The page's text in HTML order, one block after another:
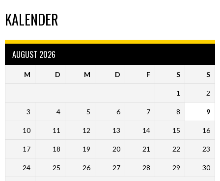
KALENDER
AUGUST 2026
M D M D F S S
1 2
3 4 5 6 7 8 9
10 11 12 13 14 15 16
17 18 19 20 21 22 23
24 25 26 27 28 29 30